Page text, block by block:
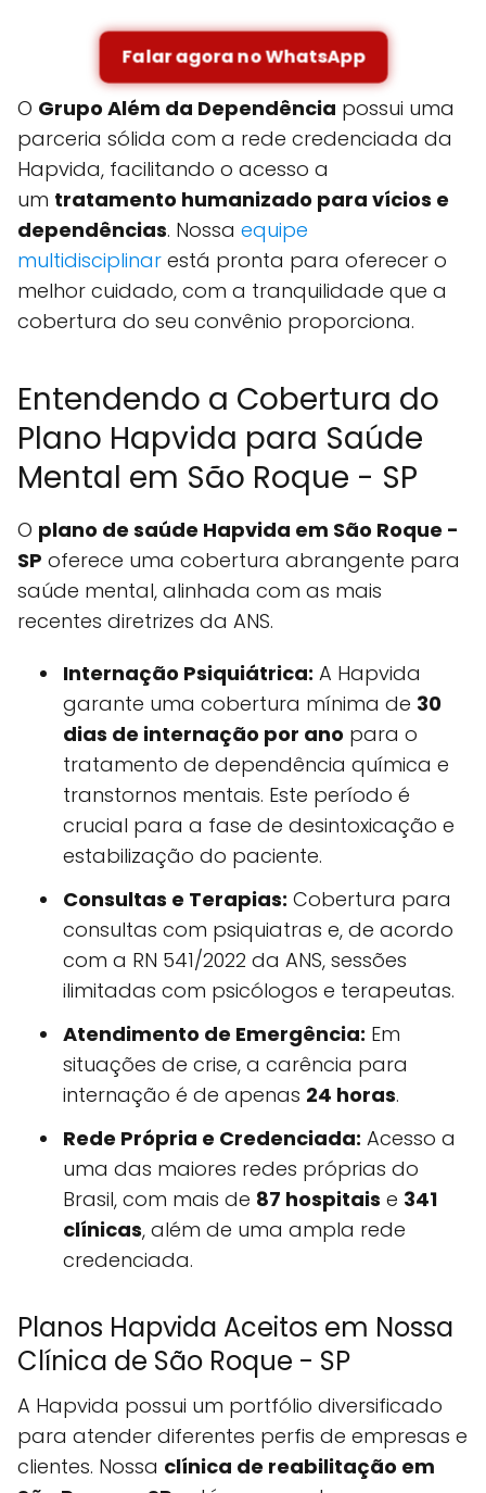
Falar agora no WhatsApp
O Grupo Além da Dependência possui uma
parceria sólida com a rede credenciada da
Hapvida, facilitando o acesso a
um tratamento humanizado para vícios e
dependências. Nossa equipe
multidisciplinar está pronta para oferecer o
melhor cuidado, com a tranquilidade que a
cobertura do seu convênio proporciona.
Entendendo a Cobertura do
Plano Hapvida para Saúde
Mental em São Roque - SP
O plano de saúde Hapvida em São Roque -
SP oferece uma cobertura abrangente para
saúde mental, alinhada com as mais
recentes diretrizes da ANS.
Internação Psiquiátrica: A Hapvida
garante uma cobertura mínima de 30
dias de internação por ano para o
tratamento de dependência química e
transtornos mentais. Este período é
crucial para a fase de desintoxicação e
estabilização do paciente.
Consultas e Terapias: Cobertura para
consultas com psiquiatras e, de acordo
com a RN 541/2022 da ANS, sessões
ilimitadas com psicólogos e terapeutas.
Atendimento de Emergência: Em
situações de crise, a carência para
internação é de apenas 24 horas.
Rede Própria e Credenciada: Acesso a
uma das maiores redes próprias do
Brasil, com mais de 87 hospitais e 341
clínicas, além de uma ampla rede
credenciada.
Planos Hapvida Aceitos em Nossa
Clínica de São Roque - SP
A Hapvida possui um portfólio diversificado
para atender diferentes perfis de empresas e
clientes. Nossa clínica de reabilitação em